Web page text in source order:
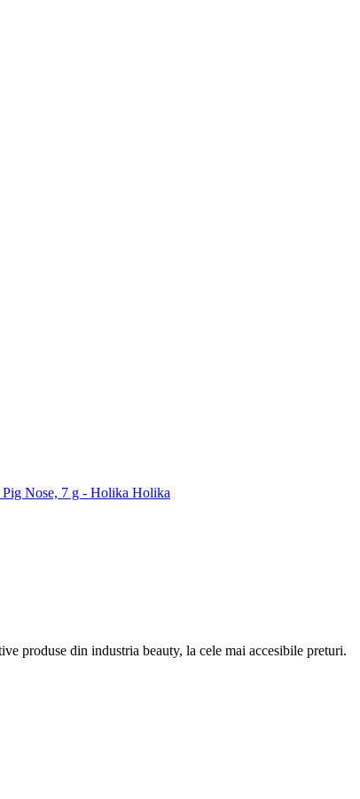
Nose, 7 g - Holika Holika
produse din industria beauty, la cele mai accesibile preturi.